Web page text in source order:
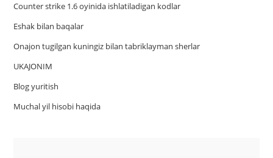
Counter strike 1.6 oyinida ishlatiladigan kodlar
Eshak bilan baqalar
Onajon tugilgan kuningiz bilan tabriklayman sherlar
UKAJONIM
Blog yuritish
Muchal yil hisobi haqida